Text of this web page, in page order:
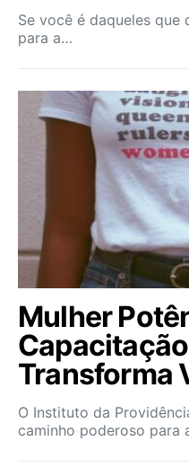
Se você é daqueles que
para a…
Mulher
Transforma
O Instituto da
caminho poderoso para